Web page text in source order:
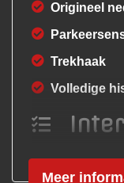
Origineel
Trekhaak
Volledige
Achterbank
Meer